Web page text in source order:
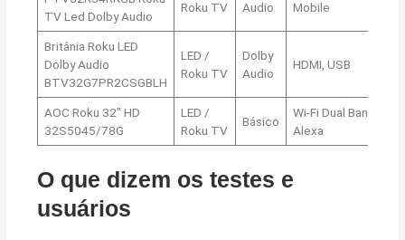
TV Led Dolby Audio
Roku TV Audio Mobile
Britânia Roku LED
Dolby Audio
BTV32G7PR2CSGBLH
LED /
Roku TV
Dolby
Audio
HDMI, USB
AOC Roku 32” HD
32S5045/78G
LED /
Roku TV
Básico
Wi-Fi Dual Band,
Alexa
O que dizem os testes e
usuários